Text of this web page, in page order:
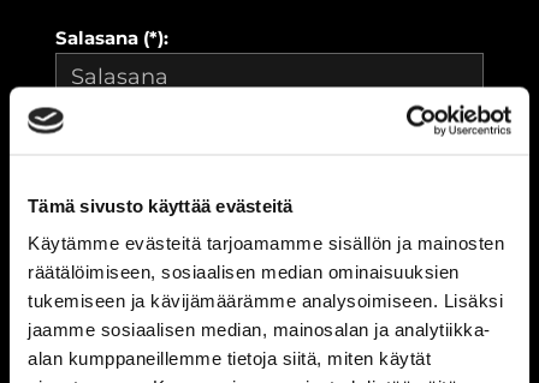
Tämä sivusto käyttää evästeitä
Käytämme evästeitä tarjoamamme sisällön ja mainosten
räätälöimiseen, sosiaalisen median ominaisuuksien
tukemiseen ja kävijämäärämme analysoimiseen. Lisäksi
jaamme sosiaalisen median, mainosalan ja analytiikka-
alan kumppaneillemme tietoja siitä, miten käytät
Salasana (*):
Vahvista salasana (*):
YHTEYSTIEDOT
Katuosoite (*):